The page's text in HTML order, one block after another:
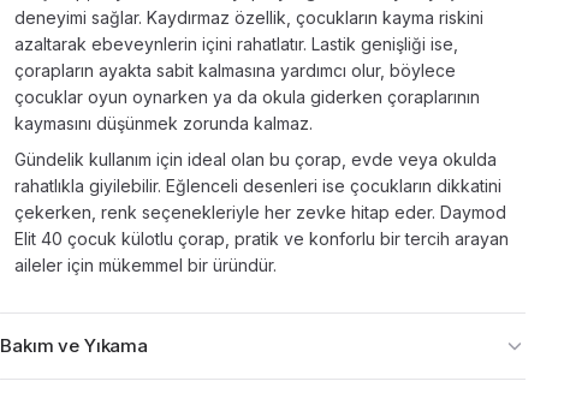
deneyimi sağlar. Kaydırmaz özellik, çocukların kayma riskini
azaltarak ebeveynlerin içini rahatlatır. Lastik genişliği ise,
çorapların ayakta sabit kalmasına yardımcı olur, böylece
çocuklar oyun oynarken ya da okula giderken çoraplarının
kaymasını düşünmek zorunda kalmaz.
Gündelik kullanım için ideal olan bu çorap, evde veya okulda
rahatlıkla giyilebilir. Eğlenceli desenleri ise çocukların dikkatini
çekerken, renk seçenekleriyle her zevke hitap eder. Daymod
Elit 40 çocuk külotlu çorap, pratik ve konforlu bir tercih arayan
aileler için mükemmel bir üründür.
Bakım ve Yıkama